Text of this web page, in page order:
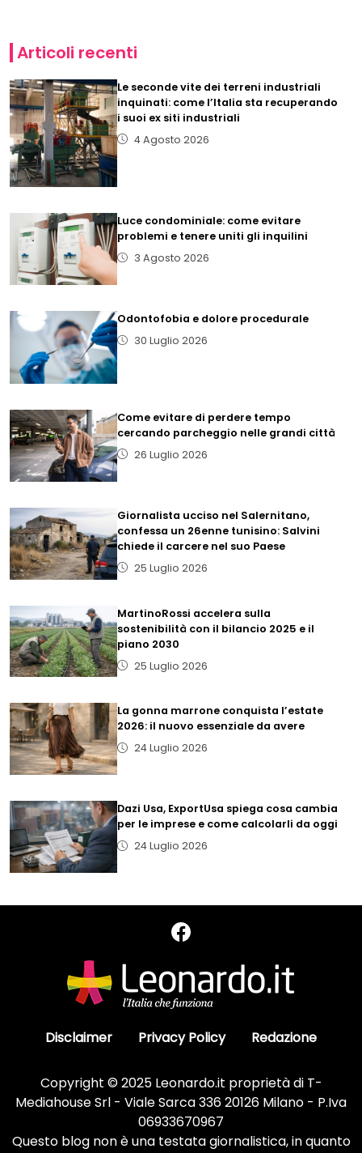
Articoli recenti
Le seconde vite dei terreni industriali
inquinati: come l’Italia sta recuperando
i suoi ex siti industriali
4 Agosto 2026
Luce condominiale: come evitare
problemi e tenere uniti gli inquilini
3 Agosto 2026
Odontofobia e dolore procedurale
30 Luglio 2026
Come evitare di perdere tempo
cercando parcheggio nelle grandi città
26 Luglio 2026
Giornalista ucciso nel Salernitano,
confessa un 26enne tunisino: Salvini
chiede il carcere nel suo Paese
25 Luglio 2026
MartinoRossi accelera sulla
sostenibilità con il bilancio 2025 e il
piano 2030
25 Luglio 2026
La gonna marrone conquista l’estate
2026: il nuovo essenziale da avere
24 Luglio 2026
Dazi Usa, ExportUsa spiega cosa cambia
per le imprese e come calcolarli da oggi
24 Luglio 2026
Disclaimer Privacy Policy Redazione
Copyright © 2025 Leonardo.it proprietà di T-
Mediahouse Srl - Viale Sarca 336 20126 Milano - P.Iva
06933670967
Questo blog non è una testata giornalistica, in quanto